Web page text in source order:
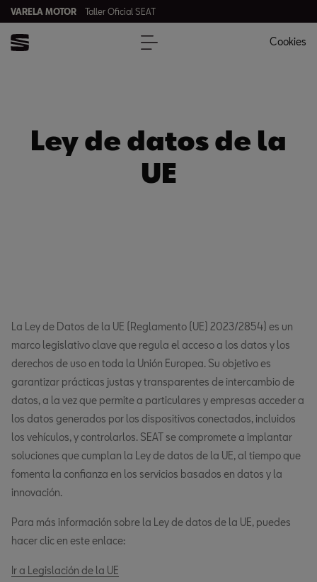
VARELA MOTOR Taller Oficial SEAT
Cookies
Ley de datos de la
UE
La Ley de Datos de la UE (Reglamento (UE) 2023/2854) es un
marco legislativo clave que regula el acceso a los datos y los
derechos de uso en toda la Unión Europea. Su objetivo es
garantizar prácticas justas y transparentes de intercambio de
datos, a la vez que permite a particulares y empresas acceder a
los datos generados por los dispositivos conectados, incluidos
los vehículos, y controlarlos. SEAT se compromete a implantar
soluciones que cumplan la Ley de datos de la UE, al tiempo que
fomenta la confianza en los servicios basados en datos y la
innovación.
Para más información sobre la Ley de datos de la UE, puedes
hacer clic en este enlace:
Ir a Legislación de la UE